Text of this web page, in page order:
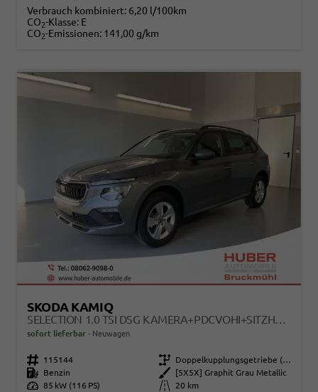
Verbrauch kombiniert: 6,20 l/100km
CO2-Klasse: E
CO2-Emissionen: 141,00 g/km
SKODA KAMIQ
SELECTION 1.0 TSI DSG KAMERA+PDCVOHI+SITZHEIZUNG+APPCONNECT+SUNSET+ALU16
sofort lieferbar Neuwagen
Fahrzeugnr. 115144 Getriebe
Doppelkupplungsgetriebe (DSG)
Kraftstoff
Benzin Außenfarbe
[5X5X] Graphit Grau Metallic
Leistung 85 kW (116 PS) Kilometerstand 20 km